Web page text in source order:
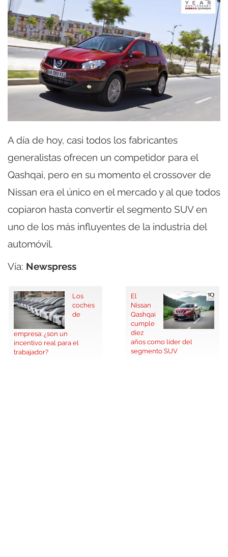
A día de hoy, casi todos los fabricantes
generalistas ofrecen un competidor para el
Qashqai, pero en su momento el crossover de
Nissan era el único en el mercado y al que todos
copiaron hasta convertir el segmento SUV en
uno de los más influyentes de la industria del
automóvil.
Vía: Newspress
Los
coches
de
empresa: ¿son un
incentivo real para el
trabajador?
El
Nissan
Qashqai
cumple
diez
años como líder del
segmento SUV